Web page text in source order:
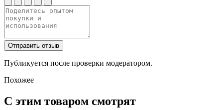
Отправить отзыв
Публикуется после проверки модератором.
Похожее
С этим товаром смотрят